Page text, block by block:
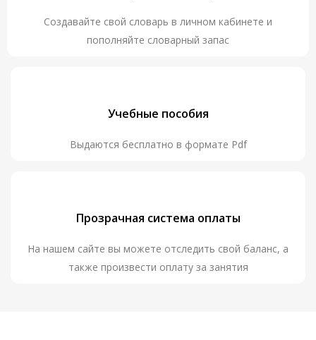
Создавайте свой словарь в личном кабинете и
пополняйте словарный запас
Учебные пособия
Выдаются бесплатно в формате Pdf
Прозрачная система оплаты
На нашем сайте вы можете отследить свой баланс, а
также произвести оплату за занятия